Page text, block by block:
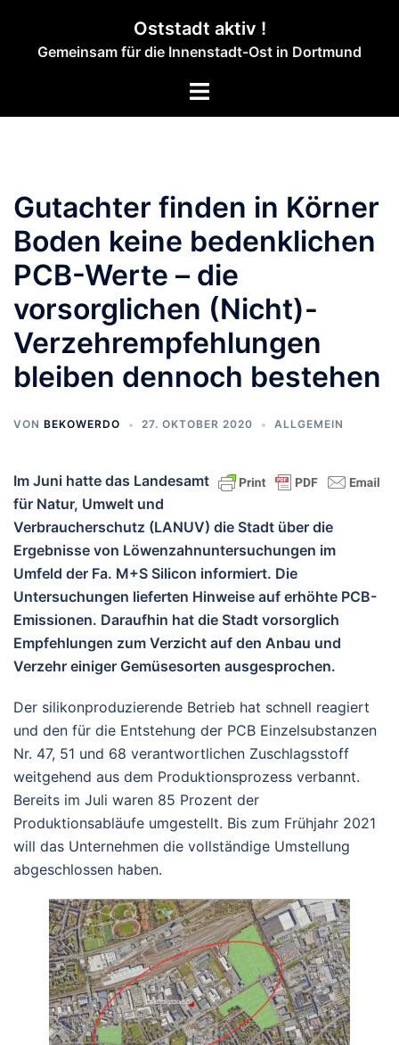
springen
Oststadt aktiv !
Gemeinsam für die Innenstadt-Ost in Dortmund
Menü
Gutachter finden in Körner
Boden keine bedenklichen
PCB-Werte – die
vorsorglichen (Nicht)-
Verzehrempfehlungen
bleiben dennoch bestehen
VON BEKOWERDO 27. OKTOBER 2020 ALLGEMEIN
Im Juni hatte das Landesamt
für Natur, Umwelt und
Verbraucherschutz (LANUV) die Stadt über die
Ergebnisse von Löwenzahnuntersuchungen im
Umfeld der Fa. M+S Silicon informiert. Die
Untersuchungen lieferten Hinweise auf erhöhte PCB-
Emissionen. Daraufhin hat die Stadt vorsorglich
Empfehlungen zum Verzicht auf den Anbau und
Verzehr einiger Gemüsesorten ausgesprochen.
Der silikonproduzierende Betrieb hat schnell reagiert
und den für die Entstehung der PCB Einzelsubstanzen
Nr. 47, 51 und 68 verantwortlichen Zuschlagsstoff
weitgehend aus dem Produktionsprozess verbannt.
Bereits im Juli waren 85 Prozent der
Produktionsabläufe umgestellt. Bis zum Frühjahr 2021
will das Unternehmen die vollständige Umstellung
abgeschlossen haben.